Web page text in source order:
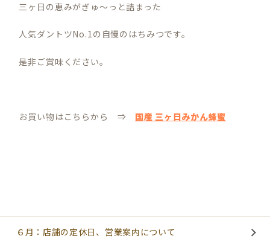
三ヶ日の恵みがぎゅ～っと詰まった
人気ダントツNo.1の自慢のはちみつです。
是非ご賞味ください。
お買い物はこちらから ⇒ 国産 三ヶ日みかん蜂蜜
６月：店舗の定休日、営業案内について